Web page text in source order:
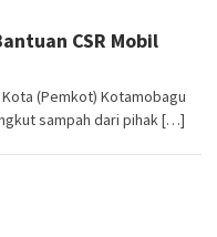
CSR Mobil
Kota (Pemkot) Kotamobagu
sampah dari pihak […]